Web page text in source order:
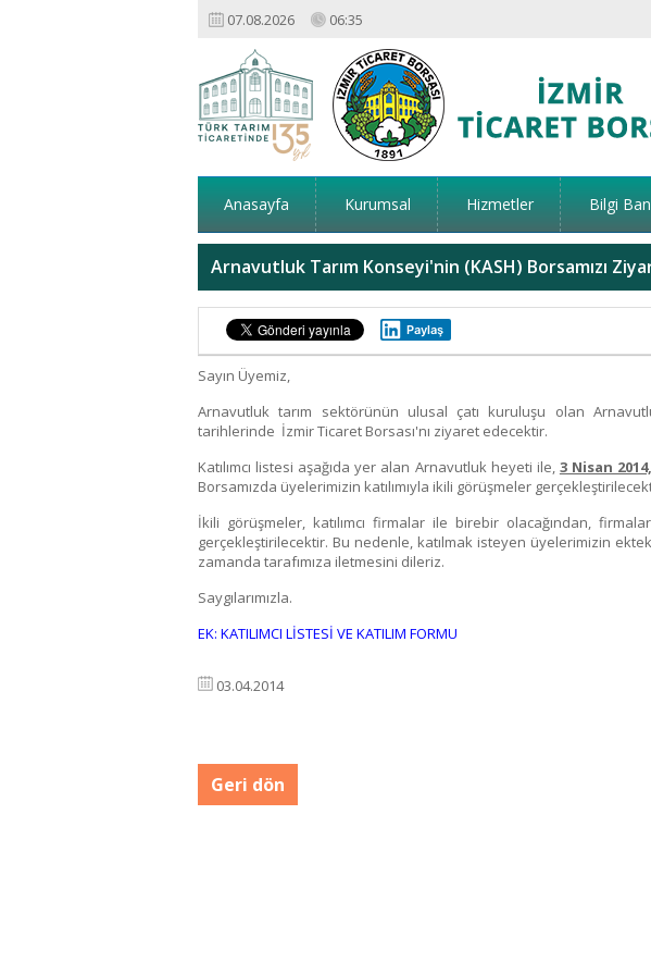
07.08.2026 06:35
Anasayfa Kurumsal Hizmetler Bilgi
Arnavutluk Tarım Konseyi'nin (KASH) Borsamızı
Paylaş
Sayın Üyemiz,
Arnavutluk tarım sektörünün ulusal çatı kuruluşu olan
tarihlerinde İzmir Ticaret Borsası'nı ziyaret edecektir.
Katılımcı listesi aşağıda yer alan Arnavutluk heyeti ile, 3 Nisan
Borsamızda üyelerimizin katılımıyla ikili görüşmeler
İkili görüşmeler, katılımcı firmalar ile birebir olacağından,
gerçekleştirilecektir. Bu nedenle, katılmak isteyen üyelerimizin
zamanda tarafımıza iletmesini dileriz.
Saygılarımızla.
EK: KATILIMCI LİSTESİ VE KATILIM FORMU
03.04.2014
Geri dön